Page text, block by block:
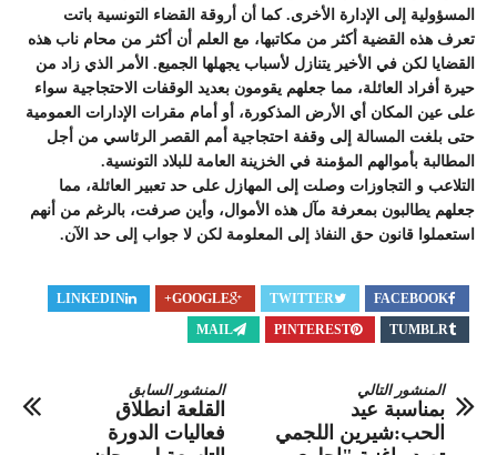
المسؤولية إلى الإدارة الأخرى. كما أن أروقة القضاء التونسية باتت
تعرف هذه القضية أكثر من مكاتبها، مع العلم أن أكثر من محام ناب هذه
القضايا لكن في الأخير يتنازل لأسباب يجهلها الجميع. الأمر الذي زاد من
حيرة أفراد العائلة، مما جعلهم يقومون بعديد الوقفات الاحتجاجية سواء
على عين المكان أي الأرض المذكورة، أو أمام مقرات الإدارات العمومية
حتى بلغت المسالة إلى وقفة احتجاجية أمم القصر الرئاسي من أجل
المطالبة بأموالهم المؤمنة في الخزينة العامة للبلاد التونسية.
التلاعب و التجاوزات وصلت إلى المهازل على حد تعبير العائلة، مما
جعلهم يطالبون بمعرفة مآل هذه الأموال، وأين صرفت، بالرغم من أنهم
استعملوا قانون حق النفاذ إلى المعلومة لكن لا جواب إلى حد الآن.
FACEBOOK
TWITTER
GOOGLE+
LINKEDIN
TUMBLR
PINTEREST
MAIL
المنشور السابق
القلعة انطلاق
فعاليات الدورة
المنشور التالي
بمناسبة عيد
الحب:شيرين اللجمي